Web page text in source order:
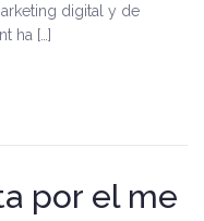
digital y de
ha […]
por el me